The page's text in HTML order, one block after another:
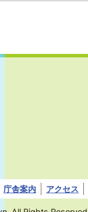
庁舎案内 アクセス